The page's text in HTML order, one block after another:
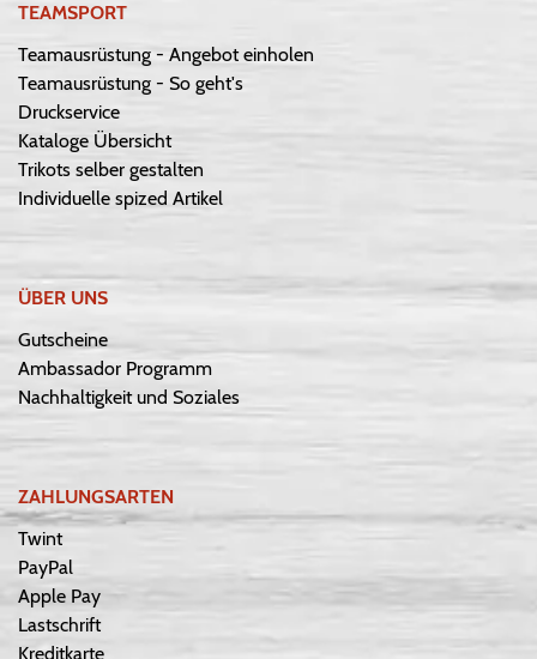
TEAMSPORT
Teamausrüstung - Angebot einholen
Teamausrüstung - So geht's
Druckservice
Kataloge Übersicht
Trikots selber gestalten
Individuelle spized Artikel
ÜBER UNS
Gutscheine
Ambassador Programm
Nachhaltigkeit und Soziales
ZAHLUNGSARTEN
Twint
PayPal
Apple Pay
Lastschrift
Kreditkarte